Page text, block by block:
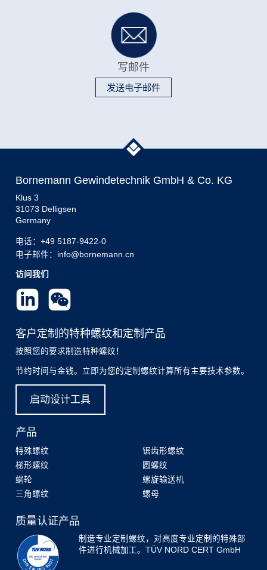
写邮件
发送电子邮件
Bornemann Gewindetechnik GmbH & Co. KG
Klus 3
31073 Delligsen
Germany
电话： +49 5187-9422-0
电子邮件：info@bornemann.cn
访问我们
客户定制的特种螺纹和定制产品
按照您的要求制造特种螺纹！
节约时间与金钱。立即为您的定制螺纹计算所有主要技术参数。
启动设计工具
产品
特殊螺纹
梯形螺纹
蜗轮
三角螺纹
锯齿形螺纹
圆螺纹
螺旋输送机
螺母
质量认证产品
制造专业定制螺纹，对高度专业定制的特殊部
件进行机械加工。TÜV NORD CERT GmbH